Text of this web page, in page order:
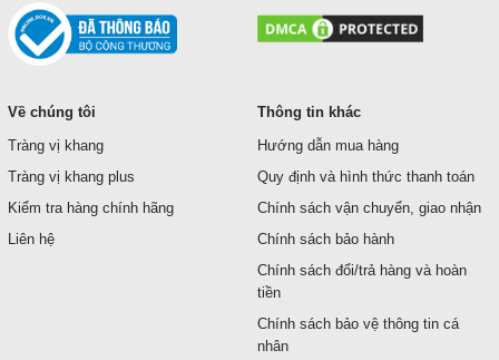
Về chúng tôi
Tràng vị khang
Tràng vị khang plus
Kiểm tra hàng chính hãng
Liên hệ
Thông tin khác
Hướng dẫn mua hàng
Quy định và hình thức thanh toán
Chính sách vận chuyển, giao nhận
Chính sách bảo hành
Chính sách đổi/trả hàng và hoàn
tiền
Chính sách bảo vệ thông tin cá
nhân